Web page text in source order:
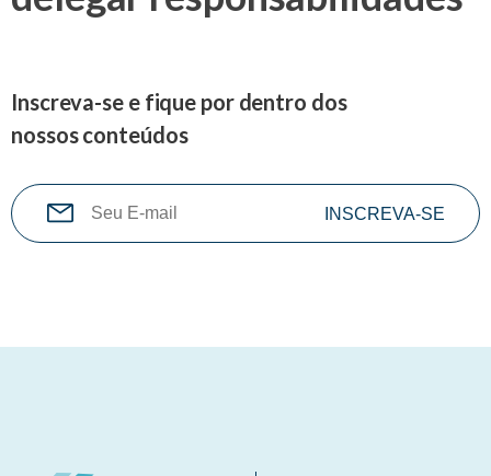
Inscreva-se e fique por dentro dos
nossos conteúdos